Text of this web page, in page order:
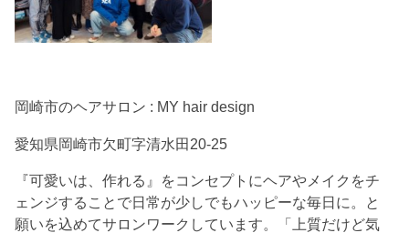
岡崎市のヘアサロン : MY hair design
愛知県岡崎市欠町字清水田20-25
『可愛いは、作れる』をコンセプトにヘアやメイクをチ
ェンジすることで日常が少しでもハッピーな毎日に。と
願いを込めてサロンワークしています。「上質だけど気